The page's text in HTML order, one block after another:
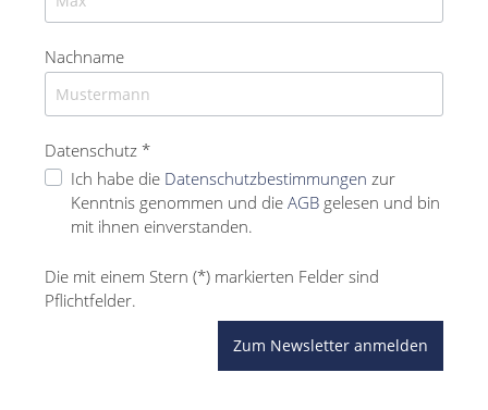
Nachname
Datenschutz *
Ich habe die Datenschutzbestimmungen zur
Kenntnis genommen und die AGB gelesen und bin
mit ihnen einverstanden.
Die mit einem Stern (*) markierten Felder sind
Pflichtfelder.
Zum Newsletter anmelden